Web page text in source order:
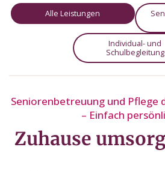
Alle Leistungen
Individual- und
Schulbegleitung
Seniorenbetreuung und Pflege
– Einfach
Zuhause